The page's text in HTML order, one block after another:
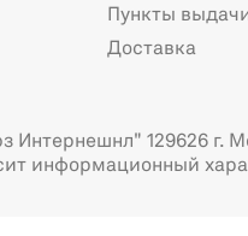
Пункты
Доставка
129626 г.
информационный